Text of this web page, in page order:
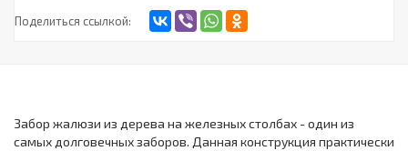
Поделиться ссылкой:
Забор жалюзи из дерева на железных столбах - один из
самых долговечных заборов. Данная конструкция практически